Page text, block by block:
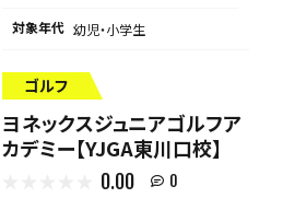
対象年代 幼児・小学生
ゴルフ
ヨネックスジュニアゴルフア
カデミー【YJGA東川口校】
0.00 0